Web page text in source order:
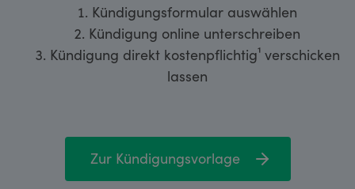
Kündigungsformular auswählen
Kündigung online unterschreiben
Kündigung direkt kostenpflichtig¹ verschicken
lassen
Zur Kündigungsvorlage